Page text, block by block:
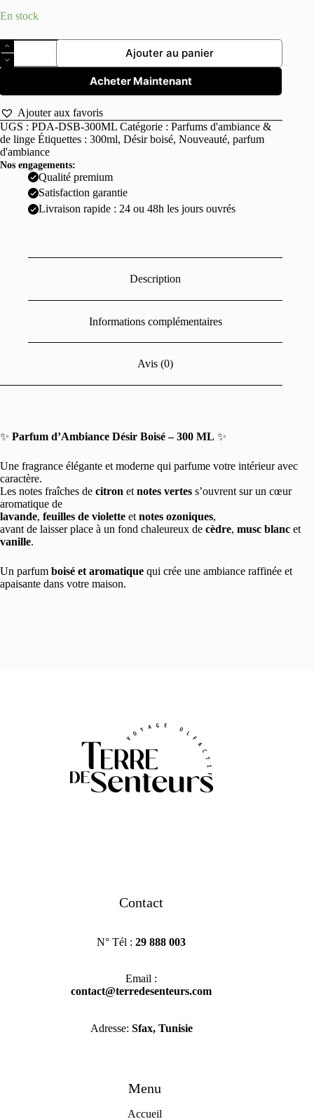
En stock
quantité
de
Parfum
Désir
300ml
Ajouter au panier
Acheter Maintenant
Ajouter aux favoris
UGS : PDA-DSB-300ML Catégorie : Parfums d'ambiance &
de linge Étiquettes : 300ml, Désir boisé, Nouveauté, parfum
d'ambiance
Nos engagements:
Qualité premium
Satisfaction garantie
Livraison rapide : 24 ou 48h les jours ouvrés
Description
Informations complémentaires
Avis (0)
✨ Parfum d’Ambiance Désir Boisé – 300 ML ✨
Une fragrance élégante et moderne qui parfume votre intérieur avec
caractère.
Les notes fraîches de citron et notes vertes s’ouvrent sur un cœur
aromatique de
lavande, feuilles de violette et notes ozoniques,
avant de laisser place à un fond chaleureux de cèdre, musc blanc et
vanille.
Un parfum boisé et aromatique qui crée une ambiance raffinée et
apaisante dans votre maison.
Contact
N° Tél :29 888 003
Email :
contact@terredesenteurs.com
Adresse: Sfax, Tunisie
Menu
Accueil